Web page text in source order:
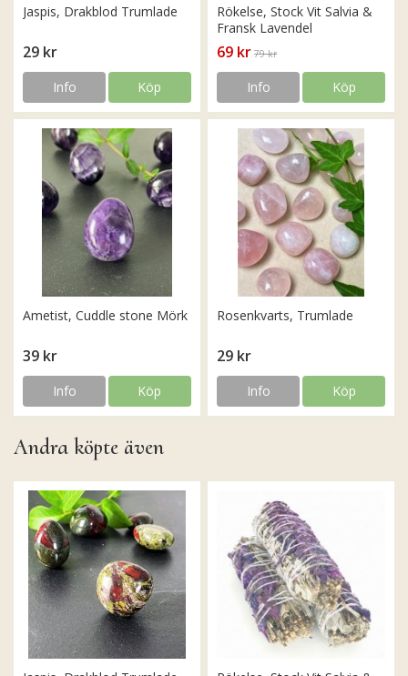
Jaspis, Drakblod Trumlade
29 kr
Info Köp
Rökelse, Stock Vit Salvia &
Fransk Lavendel
69 kr 79 kr
Info Köp
Ametist, Cuddle stone Mörk
39 kr
Info Köp
Rosenkvarts, Trumlade
29 kr
Info Köp
Andra köpte även